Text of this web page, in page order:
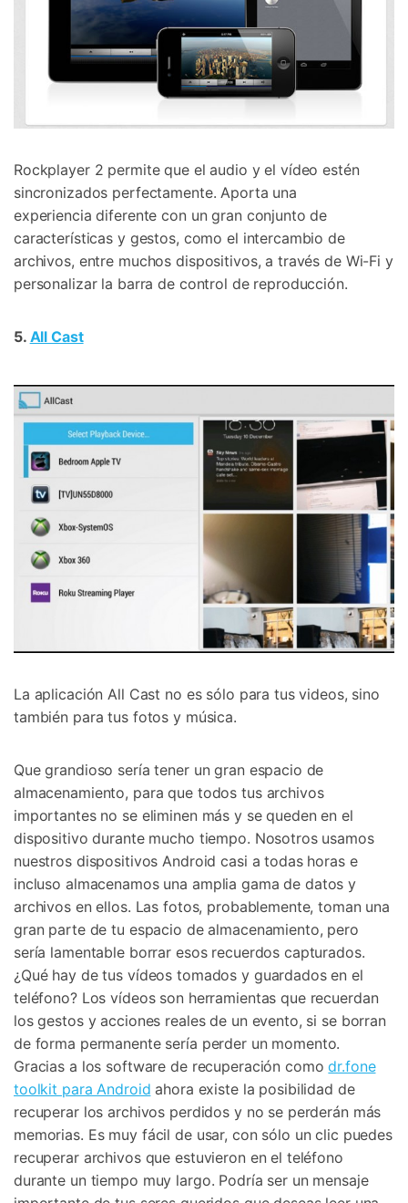
Rockplayer 2 permite que el audio y el vídeo estén
sincronizados perfectamente. Aporta una
experiencia diferente con un gran conjunto de
características y gestos, como el intercambio de
archivos, entre muchos dispositivos, a través de Wi-Fi y
personalizar la barra de control de reproducción.
5. All Cast
La aplicación All Cast no es sólo para tus videos, sino
también para tus fotos y música.
Que grandioso sería tener un gran espacio de
almacenamiento, para que todos tus archivos
importantes no se eliminen más y se queden en el
dispositivo durante mucho tiempo. Nosotros usamos
nuestros dispositivos Android casi a todas horas e
incluso almacenamos una amplia gama de datos y
archivos en ellos. Las fotos, probablemente, toman una
gran parte de tu espacio de almacenamiento, pero
sería lamentable borrar esos recuerdos capturados.
¿Qué hay de tus vídeos tomados y guardados en el
teléfono? Los vídeos son herramientas que recuerdan
los gestos y acciones reales de un evento, si se borran
de forma permanente sería perder un momento.
Gracias a los software de recuperación comodr.fone
toolkit para Android ahora existe la posibilidad de
recuperar los archivos perdidos y no se perderán más
memorias. Es muy fácil de usar, con sólo un clic puedes
recuperar archivos que estuvieron en el teléfono
durante un tiempo muy largo. Podría ser un mensaje